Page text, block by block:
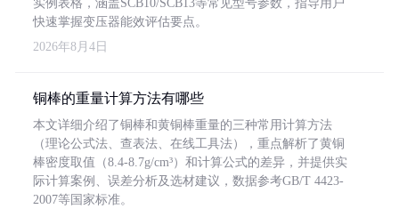
实例表格，涵盖SCB10/SCB13等常见型号参数，指导用户
快速掌握变压器能效评估要点。
2026年8月4日
铜棒的重量计算方法有哪些
本文详细介绍了铜棒和黄铜棒重量的三种常用计算方法
（理论公式法、查表法、在线工具法），重点解析了黄铜
棒密度取值（8.4-8.7g/cm³）和计算公式的差异，并提供实
际计算案例、误差分析及选材建议，数据参考GB/T 4423-
2007等国家标准。